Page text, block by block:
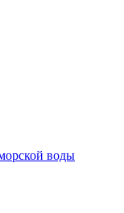
воды